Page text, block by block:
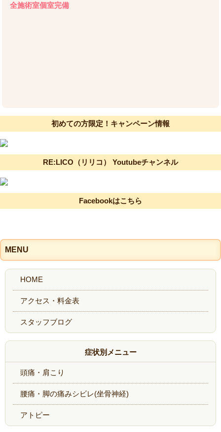
全施術室個室完備
初めての方限定！キャンペーン情報
RE:LICO（リリコ） Youtubeチャンネル
Facebookはこちら
MENU
症状別メニュー
頭痛・肩こり
腰痛・脚の痛みシビレ(坐骨神経)
アトピー